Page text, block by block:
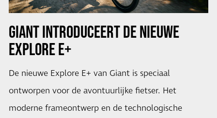
GIANT INTRODUCEERT DE NIEUWE
EXPLORE E+
De nieuwe Explore E+ van Giant is speciaal
ontworpen voor de avontuurlijke fietser. Het
moderne frameontwerp en de technologische